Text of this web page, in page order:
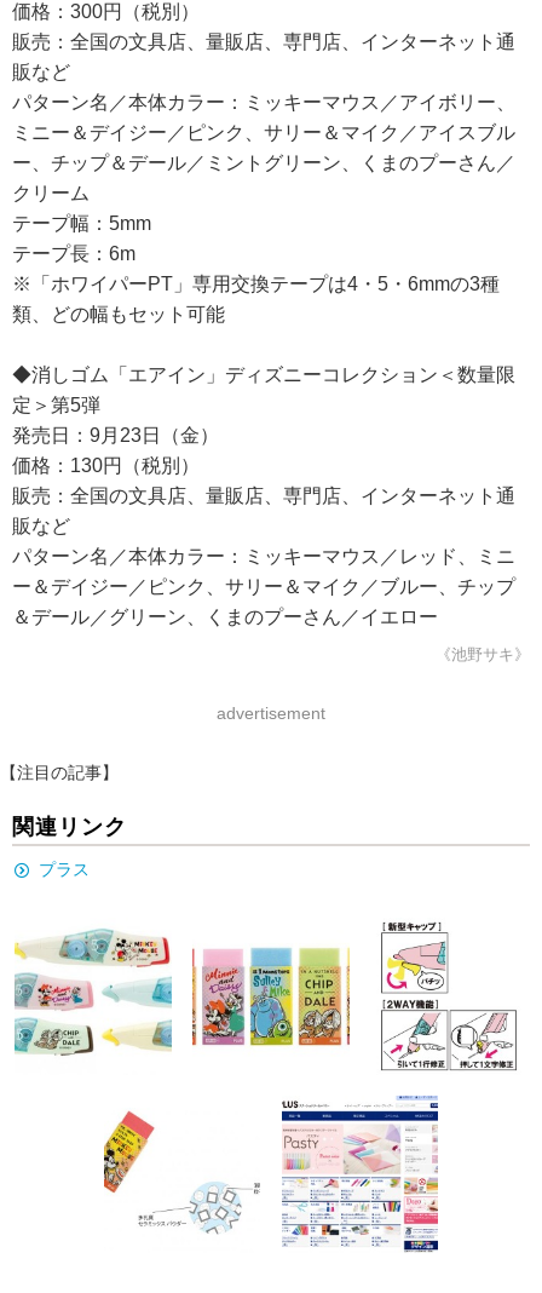
価格：300円（税別）
販売：全国の文具店、量販店、専門店、インターネット通
販など
パターン名／本体カラー：ミッキーマウス／アイボリー、
ミニー＆デイジー／ピンク、サリー＆マイク／アイスブル
ー、チップ＆デール／ミントグリーン、くまのプーさん／
クリーム
テープ幅：5mm
テープ長：6m
※「ホワイパーPT」専用交換テープは4・5・6mmの3種
類、どの幅もセット可能
◆消しゴム「エアイン」ディズニーコレクション＜数量限
定＞第5弾
発売日：9月23日（金）
価格：130円（税別）
販売：全国の文具店、量販店、専門店、インターネット通
販など
パターン名／本体カラー：ミッキーマウス／レッド、ミニ
ー＆デイジー／ピンク、サリー＆マイク／ブルー、チップ
＆デール／グリーン、くまのプーさん／イエロー
《池野サキ》
advertisement
【注目の記事】
関連リンク
プラス